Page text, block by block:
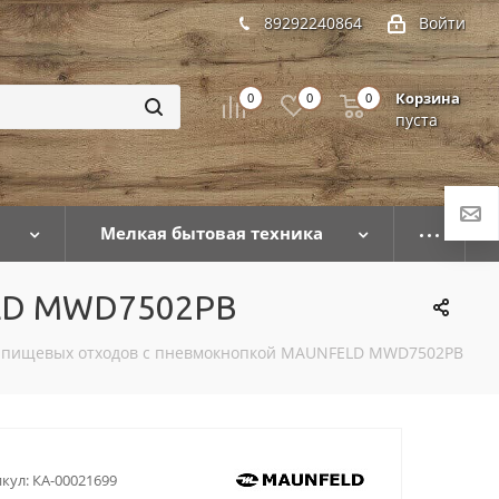
Войти
89292240864
0 0 Корзина
пуста
0
Мелкая бытовая техника
MWD7502PB
отходов с пневмокнопкой MAUNFELD MWD7502PB
КА-00021699